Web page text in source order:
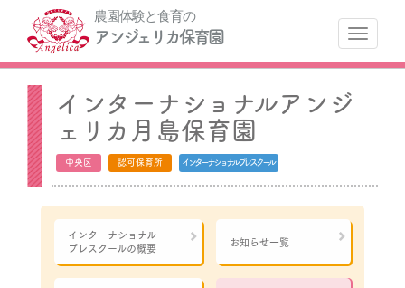
農園体験と食育の
アンジェリカ保育園 ナ
インターナショナルアンジ
ェリカ月島保育園
中央区 認可保育所 インターナショナルプレスクール
インターナショナル
プレスクールの概要
お知らせ一覧